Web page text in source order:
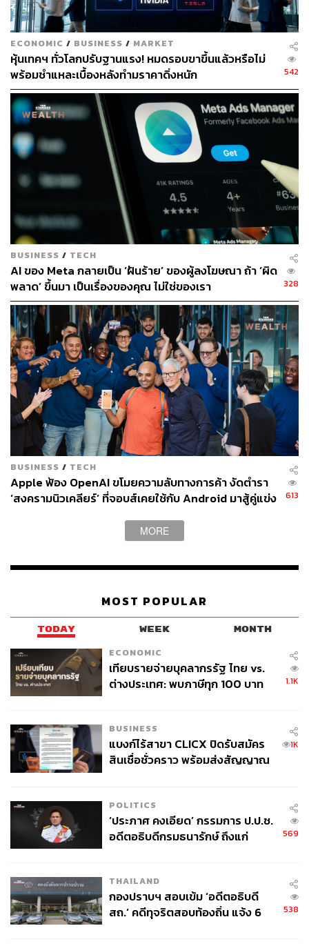
67
ABOUT THE AUTHOR
ถนัดกิจ จันกิเสน
Content Creator ประจำกองบรรณาธิการ
THE STANDARD WEALTH ผู้เสพติดโลก
ธุรกิจ การตลาด เทคโนโลยี และชอบสำรวจ
โลกออฟไลน์และออนไลน์มาถอดรหัสความ
เคลื่อนไหวให้เป็นเรื่องเข้าใจง่าย สนุก และได้
ECONOMIC / BUSINESS / MARKET
หุ้นเทคฯ ทั่วโลกปรับฐานแรง! หมดรอบขาขึ้นแล้วหรือไม่
พร้อมชำแหละเบื้องหลังทำมราคาดิ่งหนัก
542
BUSINESS / TECH
AI ของ Meta กลายเป็น ‘ฝันร้าย’ ของผู้ลงโฆษณา ถ้า ‘ผิด
พลาด’ ขึ้นมา เป็นเรื่องของคุณ ไม่ใช่ของเรา
328
BUSINESS / TECH
Apple ฟ้อง OpenAI ขโมยความลับทางการค้า งัดตำรา
‘สงครามนิวเคลียร์’ ที่จอบส์เคยใช้กับ Android มาสู้คู่แข่ง
613
MORE
MOST POPULAR
TODAY WEEK MONTH
ECONOMIC
เทียบรายจ่ายบุคลากรรัฐ ไทย vs.
ต่างประเทศ: พบภาษีทุก 100 บาท
1.1K
BUSINESS
แบงก์ไร้สาขา CLICX ปิดรับสมัคร
สินเชื่อชั่วคราว พร้อมส่งสัญญาณ
1K
POLITICS
‘ประภาศ คงเอียด’ กรรมการ ป.ป.ช.
อดีตอธิบดีกรมธนารักษ์ ถึงแก่
569
THAILAND
กองปราบฯ สอบเข้ม ‘อดีตอธิบดี
สถ.’ คดีทุจริตสอบท้องถิ่น แจ้ง 6
538